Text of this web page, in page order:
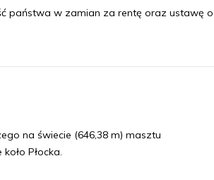
państwa w zamian za rentę oraz ustawę o
na świecie (646,38 m) masztu
Płocka.